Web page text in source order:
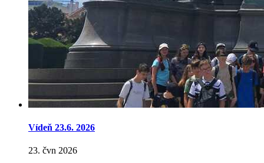
Vídeň 23.6. 2026
23. čvn 2026